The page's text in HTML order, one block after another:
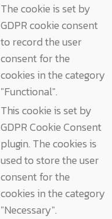
The cookie is set by
GDPR cookie consent
to record the user
consent for the
cookies in the category
"Functional".
This cookie is set by
GDPR Cookie Consent
plugin. The cookies is
used to store the user
consent for the
cookies in the category
"Necessary".